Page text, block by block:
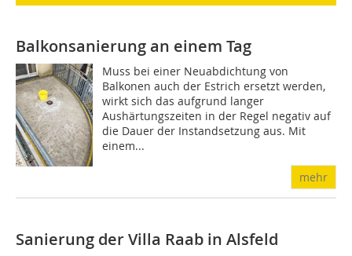
Balkonsanierung an einem Tag
Muss bei einer Neuabdichtung von
Balkonen auch der Estrich ersetzt werden,
wirkt sich das aufgrund langer
Aushärtungszeiten in der Regel negativ auf
die Dauer der Instandsetzung aus. Mit
einem...
mehr
Sanierung der Villa Raab in Alsfeld